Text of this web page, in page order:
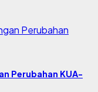
Perubahan KUA-